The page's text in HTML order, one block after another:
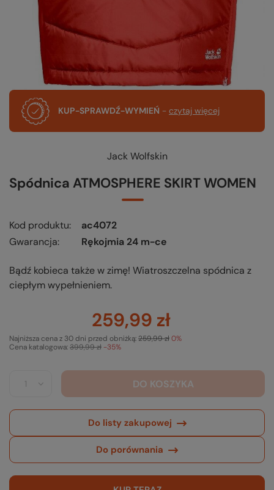
KUP-SPRAWDŹ-WYMIEŃ - czytaj więcej
Jack Wolfskin
Spódnica ATMOSPHERE SKIRT WOMEN
Kod produktu
ac4072
Gwarancja
Rękojmia 24 m-ce
Bądź kobieca także w zimę! Wiatroszczelna spódnica z
ciepłym wypełnieniem.
259,99 zł
Cena katalogowa:399,99 zł -35%
Najniższa cena z 30 dni przed obniżką:259,99 zł0%
DO KOSZYKA
Do listy zakupowej
Do porównania